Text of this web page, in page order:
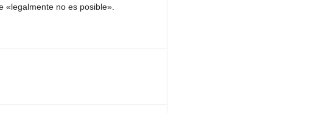
«legalmente no es posible».